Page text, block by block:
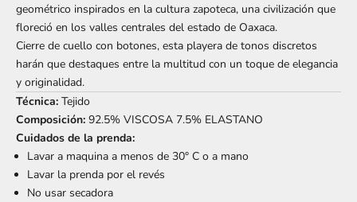
geométrico inspirados en la cultura zapoteca, una civilización que
floreció en los valles centrales del estado de Oaxaca.
Cierre de cuello con botones, esta playera de tonos discretos
harán que destaques entre la multitud con un toque de elegancia
y originalidad.
Técnica: Tejido
Composición: 92.5% VISCOSA 7.5% ELASTANO
Cuidados de la prenda:
Lavar a maquina a menos de 30° C o a mano
Lavar la prenda por el revés
No usar secadora